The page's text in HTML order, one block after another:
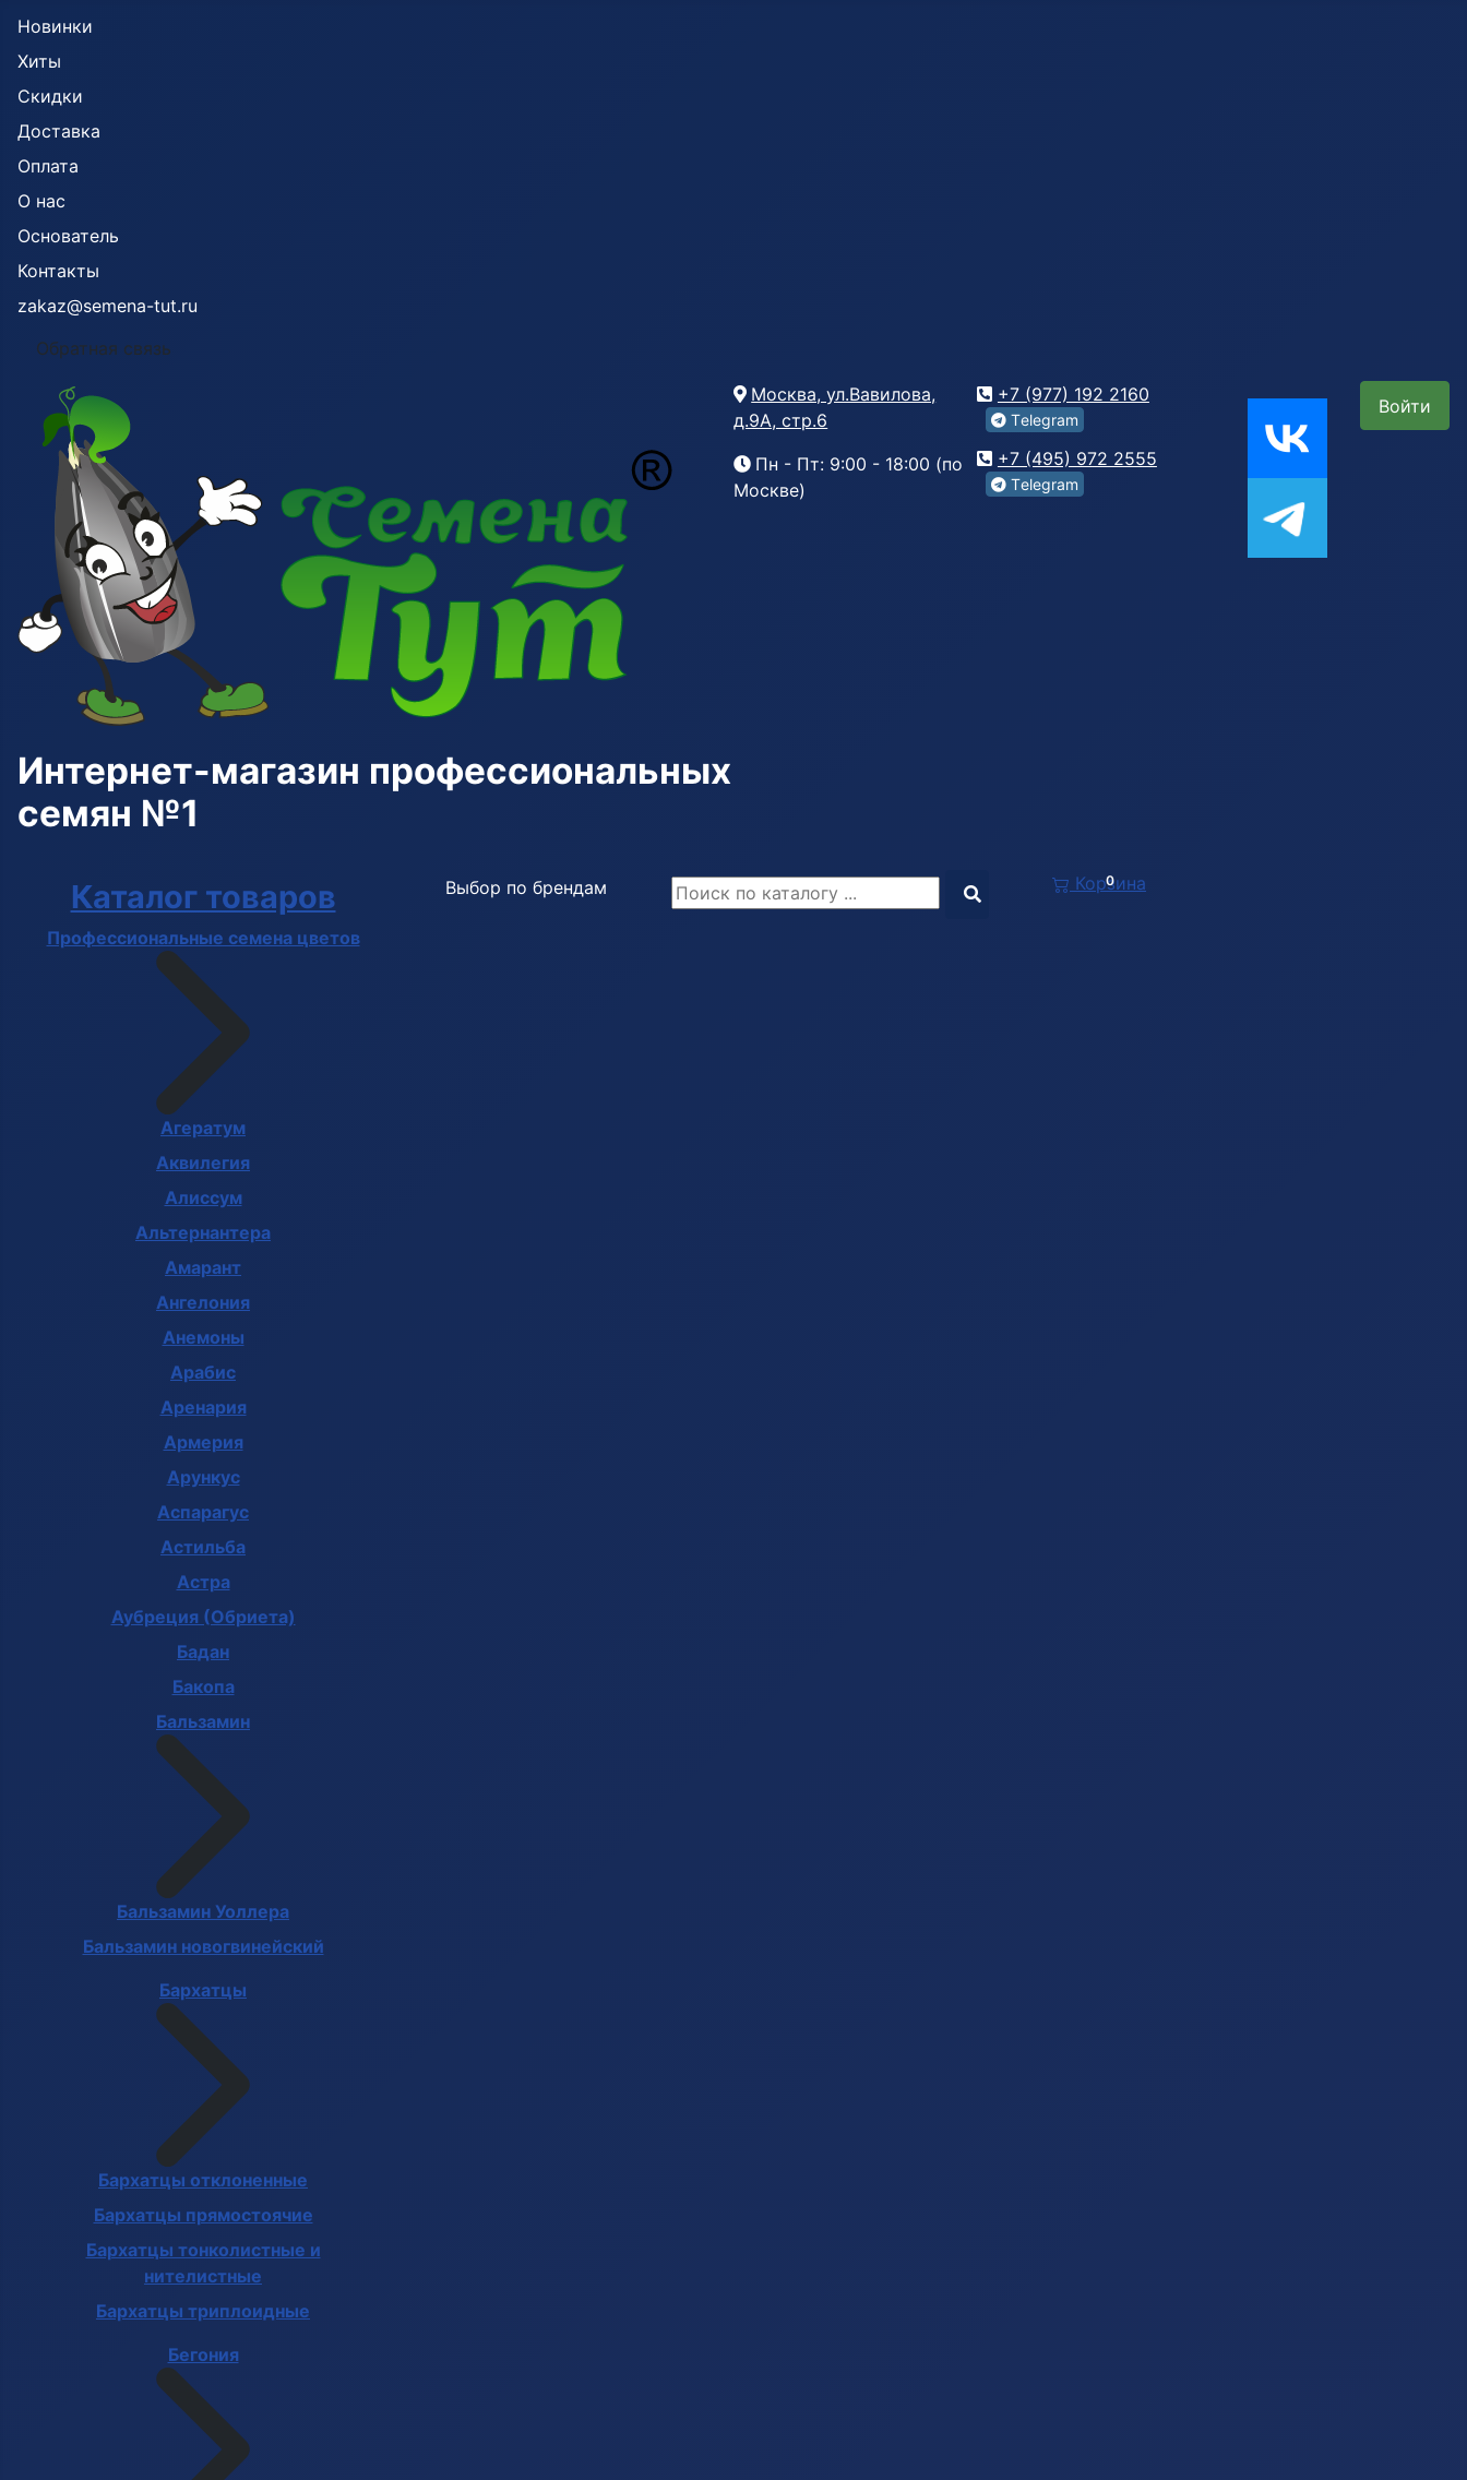
Новинки
Хиты
Скидки
Доставка
Оплата
О нас
Основатель
Контакты
zakaz@semena-tut.ru
Обратная связь
Интернет-магазин профессиональных
семян №1
Москва, ул.Вавилова,
д.9А, стр.6
Пн - Пт: 9:00 - 18:00 (по
Москве)
+7 (977) 192 2160
Tеlegrаm
+7 (495) 972 2555
Tеlegrаm
Войти
Каталог товаров
Профессиональные семена цветов
Агератум
Аквилегия
Алиссум
Альтернантера
Амарант
Ангелония
Анемоны
Арабис
Аренария
Армерия
Арункус
Аспарагус
Астильба
Астра
Аубреция (Обриета)
Бадан
Бакопа
Бальзамин
Бальзамин Уоллера
Бальзамин новогвинейский
Бархатцы
Бархатцы отклоненные
Бархатцы прямостоячие
Бархатцы тонколистные и
нителистные
Бархатцы триплоидные
Бегония
Выбор по брендам 0
Корзина